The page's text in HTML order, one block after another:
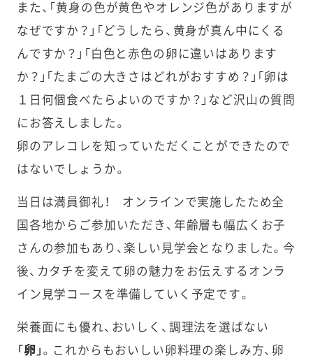
また、「黄身の色が黄色やオレンジ色がありますが
なぜですか？」「どうしたら、黄身が真ん中にくる
んですか？」「白色と赤色の卵に違いはあります
か？」「たまごの大きさはどれがおすすめ？」「卵は
１日何個食べたらよいのですか？」など沢山の質問
にお答えしました。
卵のアレコレを知っていただくことができたので
はないでしょうか。
当日は満員御礼！ オンラインで実施したため全
国各地からご参加いただき、年齢層も幅広くお子
さんの参加もあり、楽しい見学会となりました。今
後、カタチを変えて卵の魅力をお伝えするオンラ
イン見学コースを準備していく予定です。
栄養面にも優れ、おいしく、調理法を選ばない
「卵」 。これからもおいしい卵料理の楽しみ方、卵